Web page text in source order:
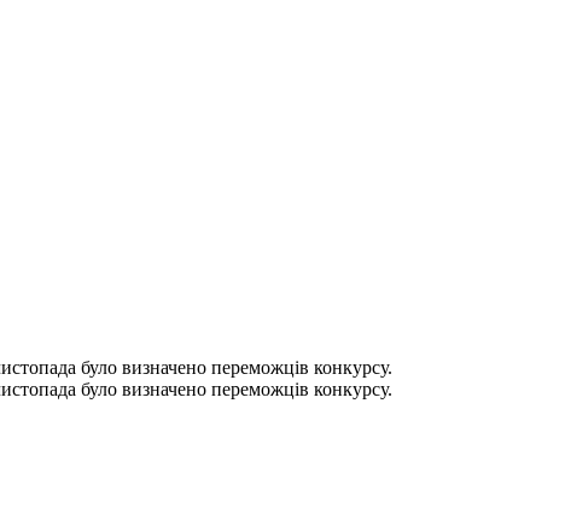
було визначено переможців конкурсу.
було визначено переможців конкурсу.